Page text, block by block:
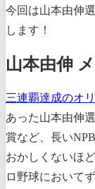
今回は山本由伸
します！
山本由伸
三連覇達成のオ
あった山本由伸
賞など、長い
おかしくないほ
ロ野球において